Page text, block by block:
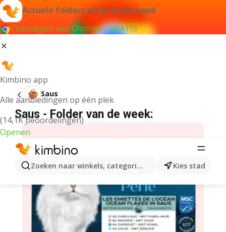
Actuele folders altijd bij de hand
Toevoegen aan Chrome - GRATIS
Kimbino app
Alle aanbiedingen op één plek
(14,1K beoordelingen)
Openen
Zoeken naar winkels, categorieën, producten...
Kies stad
Saus
Saus - Folder van de week: